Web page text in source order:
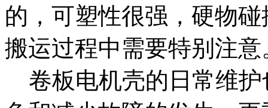
的，可塑性很强，硬物
搬运过程中需要特别注意
卷板电机壳的日常维护